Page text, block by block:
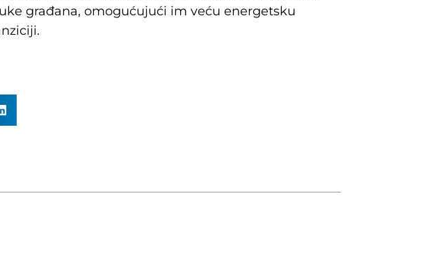
građana, omogućujući im veću energetsku